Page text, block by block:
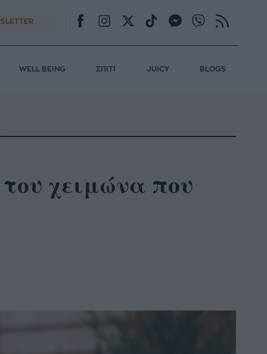
WELL BEING ΣΠΙΤΙ JUICY BLOGS
χειμώνα που